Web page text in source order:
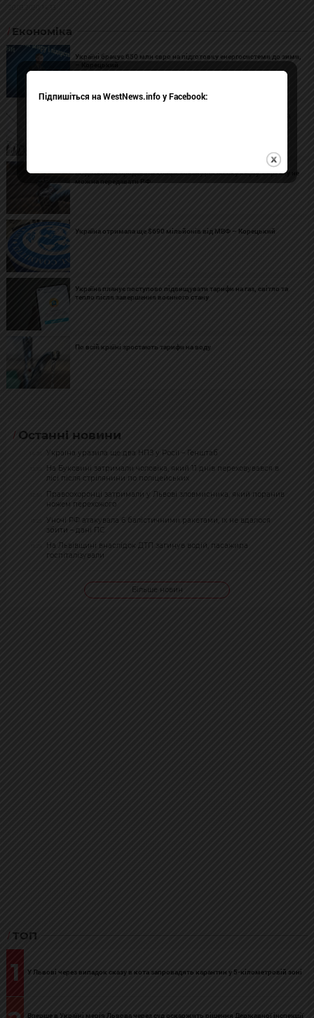
Економіка
Україні бракує 650 млн євро на підготовку енергосистеми до зими,
ЄС дозволив продавати конфісковану російську нафту: виручку не
можна передавати РФ
Україна отримала ще $690 мільйонів від МВФ – Корецький
Україна планує поступово підвищувати тарифи на газ, світло та
тепло після завершення воєнного стану
По всій країні зростають тарифи на воду
Останні новини
Україна уразила ще два НПЗ у Росії – Генштаб
На Буковині затримали чоловіка, який 11 днів переховувався в
лісі після стрілянини по поліцейських
Правоохоронці затримали у Львові зловмисника, який поранив
ножем перехожого
Уночі РФ атакувала 6 балістичними ракетами, їх не вдалося
збити – дані ПС
На Львівщині внаслідок ДТП загинув водій, пасажира
госпіталізували
Більше новин
ТОП
1 У Львові через випадок сказу в кота запровадять карантин у 5-кілометровій зоні
Вперше в Україні мерія Львова через суд оскаржить рішення Державної інспекції
Підпишіться на WestNews.info у Facebook: